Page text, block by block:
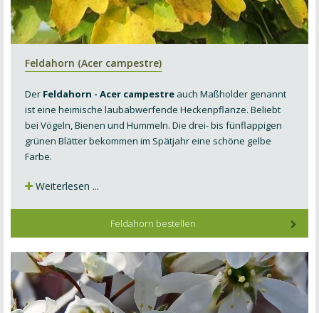
Feldahorn (Acer campestre)
Der Feldahorn - Acer campestre auch Maßholder genannt
ist eine heimische laubabwerfende Heckenpflanze. Beliebt
bei Vögeln, Bienen und Hummeln. Die drei- bis fünflappigen
grünen Blätter bekommen im Spätjahr eine schöne gelbe
Farbe.
Weiterlesen ...
Feldahorn bestellen